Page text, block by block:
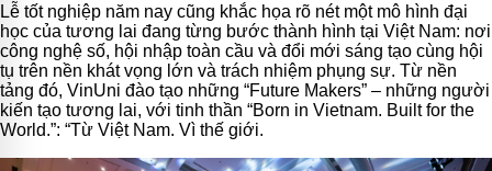
Lễ tốt nghiệp năm nay cũng khắc họa rõ nét một mô hình đại
học của tương lai đang từng bước thành hình tại Việt Nam: nơi
công nghệ số, hội nhập toàn cầu và đổi mới sáng tạo cùng hội
tụ trên nền khát vọng lớn và trách nhiệm phụng sự. Từ nền
tảng đó, VinUni đào tạo những “Future Makers” – những người
kiến tạo tương lai, với tinh thần “Born in Vietnam. Built for the
World.”: “Từ Việt Nam. Vì thế giới.